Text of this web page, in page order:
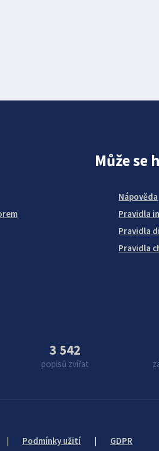
Může se
Nápověda
Pravidla
Pravidla
Pravidla
3 542
popisů zvířat
Podmínky užití GDPR